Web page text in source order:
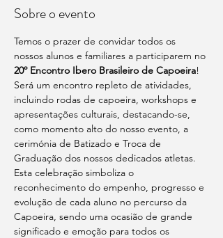
Sobre o evento
Temos o prazer de convidar todos os
nossos alunos e familiares a participarem no
20º Encontro Ibero Brasileiro de Capoeira!
Será um encontro repleto de atividades,
incluindo rodas de capoeira, workshops e
apresentações culturais, destacando-se,
como momento alto do nosso evento, a
cerimónia de Batizado e Troca de
Graduação dos nossos dedicados atletas.
Esta celebração simboliza o
reconhecimento do empenho, progresso e
evolução de cada aluno no percurso da
Capoeira, sendo uma ocasião de grande
significado e emoção para todos os